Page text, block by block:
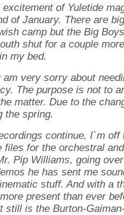
excitement of Yuletide
of January. There are
camp but the Big
shut for a couple
my bed.
am very sorry about
The purpose is not to
matter. Due to the
the spring.
continue, I`m
files for the orchestral
Pip Williams, going
he has sent me
stuff. And with a
present than ever
still is the Burton-